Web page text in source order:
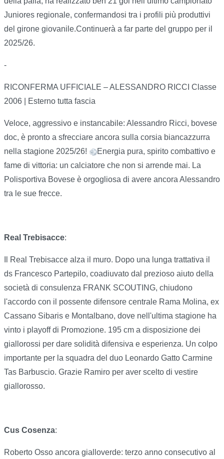
Juniores regionale, confermandosi tra i profili più produttivi
del girone giovanile.Continuerà a far parte del gruppo per il
2025/26.
-
RICONFERMA UFFICIALE – ALESSANDRO RICCI Classe
2006 | Esterno tutta fascia
Veloce, aggressivo e instancabile: Alessandro Ricci, bovese
doc, è pronto a sfrecciare ancora sulla corsia biancazzurra
nella stagione 2025/26!
Energia pura, spirito combattivo e
fame di vittoria: un calciatore che non si arrende mai. La
Polisportiva Bovese è orgogliosa di avere ancora Alessandro
tra le sue frecce.
Real Trebisacce:
Il Real Trebisacce alza il muro. Dopo una lunga trattativa il
ds Francesco Partepilo, coadiuvato dal prezioso aiuto della
società di consulenza FRANK SCOUTING, chiudono
l'accordo con il possente difensore centrale Rama Molina, ex
Cassano Sibaris e Montalbano, dove nell'ultima stagione ha
vinto i playoff di Promozione. 195 cm a disposizione dei
giallorossi per dare solidità difensiva e esperienza. Un colpo
importante per la squadra del duo Leonardo Gatto Carmine
Tas Barbuscio. Grazie Ramiro per aver scelto di vestire
giallorosso.
Cus Cosenza:
Roberto Osso ancora gialloverde: terzo anno consecutivo al